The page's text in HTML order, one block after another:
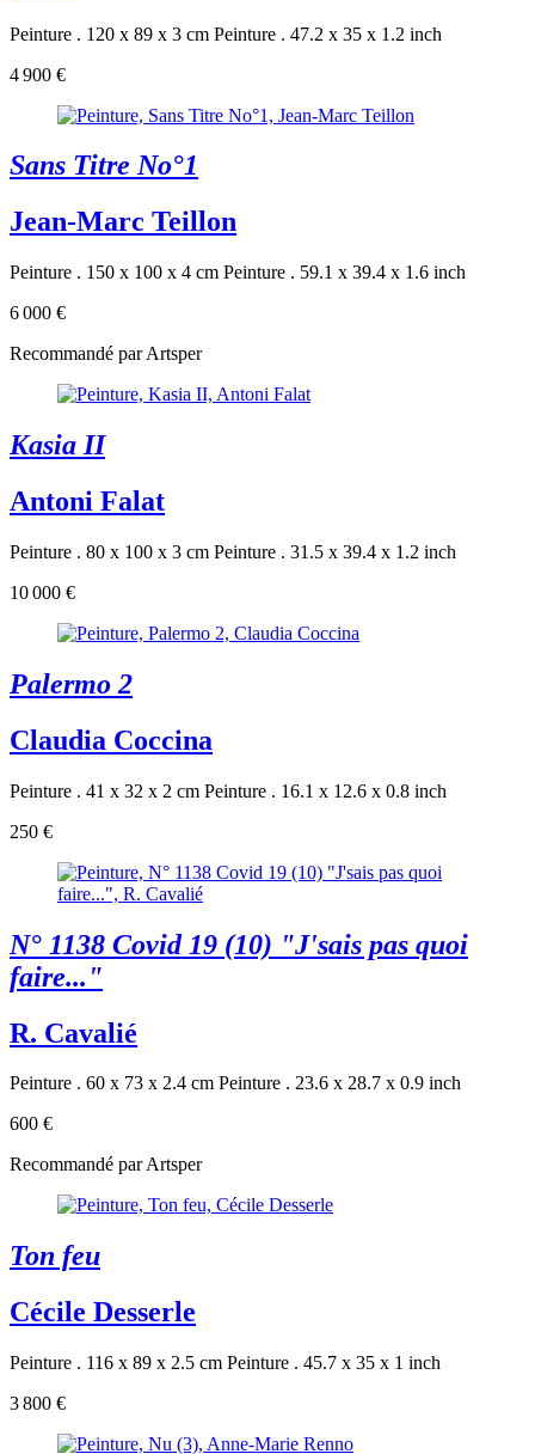
Peinture . 120 x 89 x 3 cm Peinture . 47.2 x 35 x 1.2 inch
4 900 €
Sans Titre No°1
Jean-Marc Teillon
Peinture . 150 x 100 x 4 cm Peinture . 59.1 x 39.4 x 1.6 inch
6 000 €
Recommandé par Artsper
Kasia II
Antoni Falat
Peinture . 80 x 100 x 3 cm Peinture . 31.5 x 39.4 x 1.2 inch
10 000 €
Palermo 2
Claudia Coccina
Peinture . 41 x 32 x 2 cm Peinture . 16.1 x 12.6 x 0.8 inch
250 €
N° 1138 Covid 19 (10) "J'sais pas quoi
faire..."
R. Cavalié
Peinture . 60 x 73 x 2.4 cm Peinture . 23.6 x 28.7 x 0.9 inch
600 €
Recommandé par Artsper
Ton feu
Cécile Desserle
Peinture . 116 x 89 x 2.5 cm Peinture . 45.7 x 35 x 1 inch
3 800 €